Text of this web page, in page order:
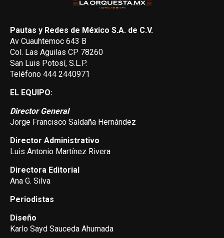
Pautas y Redes de México S.A. de C.V.
Av Cuauhtemoc 643 B
Col. Las Aguilas CP 78260
San Luis Potosí, S.L.P.
Teléfono 444 2440971
EL EQUIPO:
Director General
Jorge Francisco Saldaña Hernández
Director Administrativo
Luis Antonio Martínez Rivera
Directora Editorial
Ana G. Silva
Periodistas
Diseño
Karlo Sayd Sauceda Ahumada